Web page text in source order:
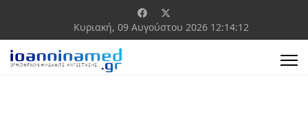
Κυριακή, 09 Αυγούστου 2026 12:14:12